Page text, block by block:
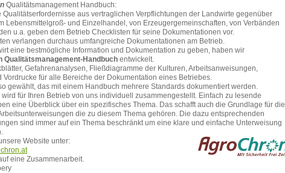
Qualitätsmanagement Handbuch:
Qualitätserfordernisse aus vertraglichen Verpflichtungen der Landwirte gegenüber
Lebensmittelgroß- und Einzelhandel, von Erzeugergemeinschaften, von Verbänden
u.a. geben dem Betrieb Checklisten für seine Dokumentationen vor.
verlangen durchaus umfangreiche Dokumentationen am Betrieb.
eine bestmögliche Information und Dokumentation zu geben, haben wir
Qualitätsmanagement-Handbuch entwickelt.
Gefahrenanalysen, Fließdiagramme der Kulturen, Arbeitsanweisungen,
Vordrucke für alle Bereiche der Dokumentation eines Betriebes.
gewählt, das mit einem Handbuch mehrere Standards dokumentiert werden.
wird für Ihren Betrieb von uns individuell zusammengestellt. Einfach zu lesende
eine Überblick über ein spezifisches Thema. Das schafft auch die Grundlage für die
die zu diesem Thema gehören. Die dazu entsprechenden
sind immer auf ein Thema beschränkt um eine klare und einfache Unterweisung
Website unter:
eine Zusammenarbeit.